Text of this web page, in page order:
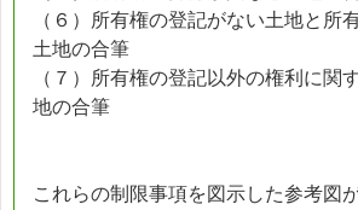
（６）所有権の登記がない土地と所
土地の合筆
（７）所有権の登記以外の権利に関
地の合筆
これらの制限事項を図示した参考図